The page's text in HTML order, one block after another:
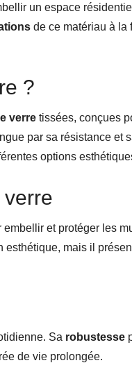
un espace
de ce matériau à la
?
verre tissées, conçues
par sa résistance et
options
et protéger les
mais il
Sa robustesse
de vie prolongée.